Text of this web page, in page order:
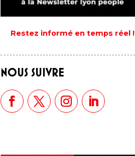
Restez informé en temps réel !
NOUS SUIVRE